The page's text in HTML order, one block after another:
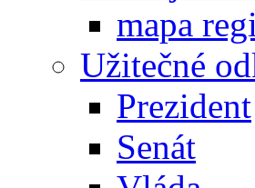
mapa
Užitečné
Prezident
Senát